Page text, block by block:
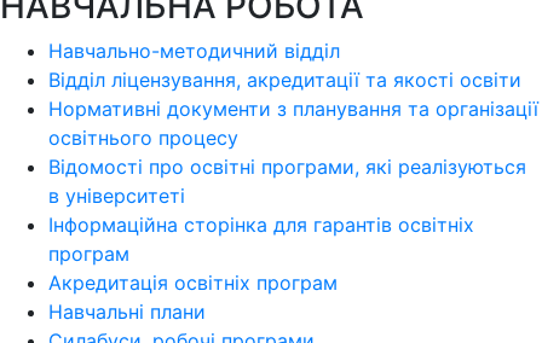
Навчально-методичний відділ
Відділ ліцензування, акредитації та якості освіти
Нормативні документи з планування та організації
освітнього процесу
Відомості про освітні програми, які реалізуються
в університеті
Інформаційна сторінка для гарантів освітніх
програм
Акредитація освітніх програм
Навчальні плани